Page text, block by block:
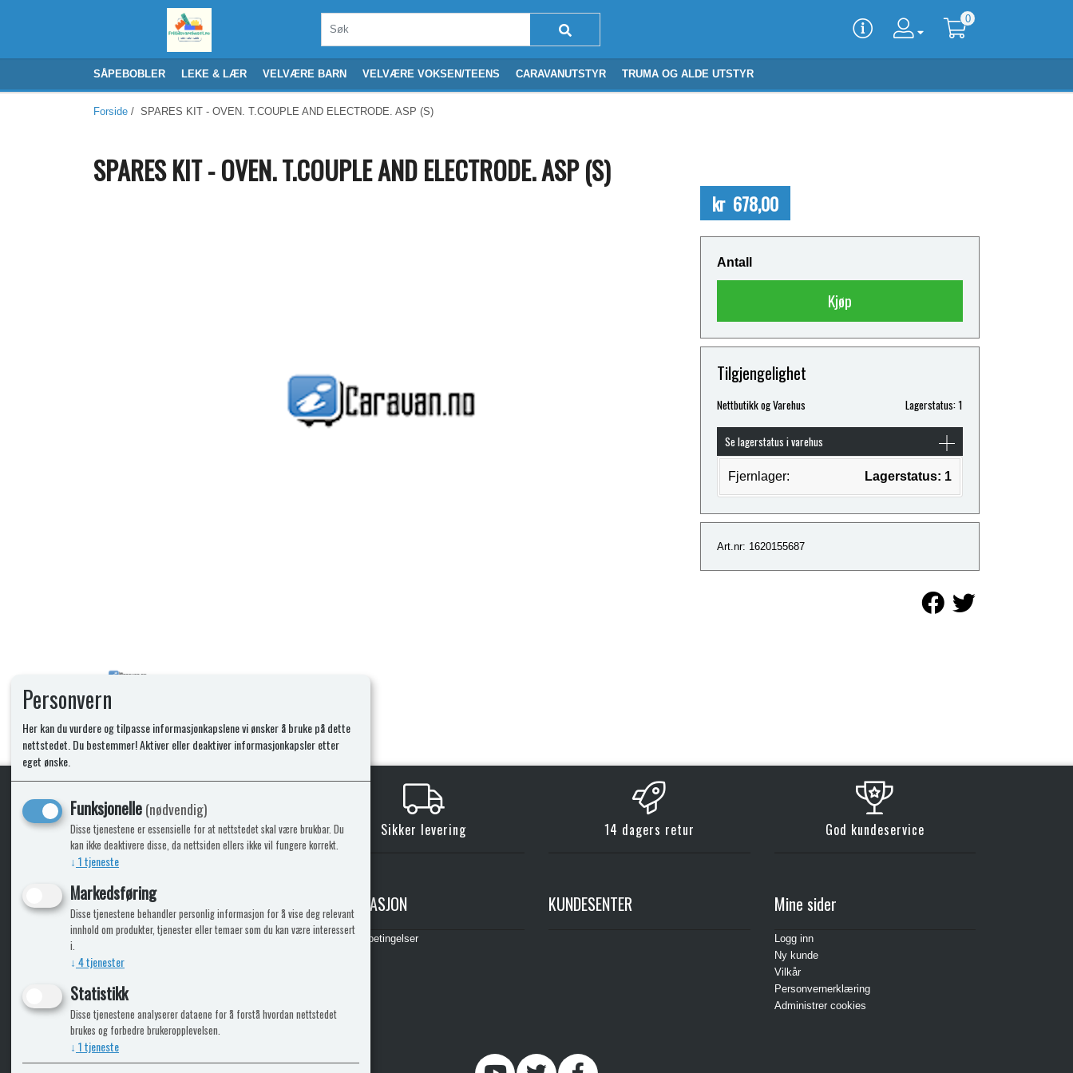
0
SÅPEBOBLER LEKE & LÆR VELVÆRE BARN VELVÆRE VOKSEN/TEENS CARAVANUTSTYR TRUMA OG ALDE UTSTYR
Forside / SPARES KIT - OVEN. T.COUPLE AND ELECTRODE. ASP (S)
SPARES KIT - OVEN. T.COUPLE AND ELECTRODE. ASP (S)
kr 678,00
Antall
Kjøp
Tilgjengelighet
Nettbutikk og Varehus Lagerstatus: 1
Se lagerstatus i varehus
Fjernlager: Lagerstatus: 1
Art.nr: 1620155687
KLikk & hent Sikker levering 14 dagers retur God kundeservice
ICARAVANGRUPPEN
Trumadeler.no
Caravan.no
Fritidsvarehuset.no
Bobilkjeden - iCaravan Tromsø
INFORMASJON
Leveringsbetingelser
KUNDESENTER Mine sider
Logg inn
Ny kunde
Vilkår
Personvernerklæring
Administrer cookies
Personvern
Her kan du vurdere og tilpasse informasjonkapslene vi ønsker å bruke på dette
nettstedet. Du bestemmer! Aktiver eller deaktiver informasjonkapsler etter
eget ønske.
Funksjonelle(nødvendig)
Disse tjenestene er essensielle for at nettstedet skal være brukbar. Du
kan ikke deaktivere disse, da nettsiden ellers ikke vil fungere korrekt.
↓ 1tjeneste
Markedsføring
Disse tjenestene behandler personlig informasjon for å vise deg relevant
innhold om produkter, tjenester eller temaer som du kan være interessert
i.
↓ 4tjenester
Statistikk
Disse tjenestene analyserer dataene for å forstå hvordan nettstedet
brukes og forbedre brukeropplevelsen.
↓ 1tjeneste